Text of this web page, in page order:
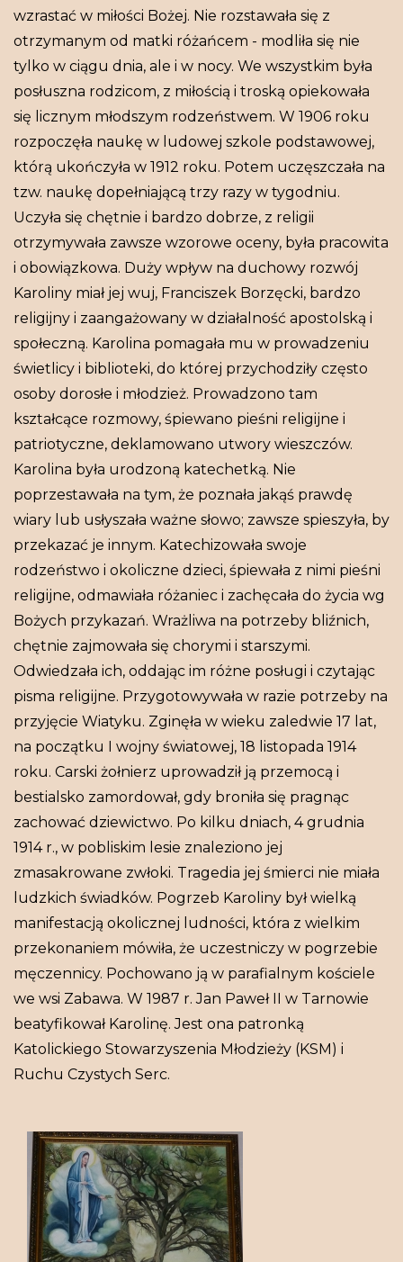
wzrastać w miłości Bożej. Nie rozstawała się z
otrzymanym od matki różańcem - modliła się nie
tylko w ciągu dnia, ale i w nocy. We wszystkim była
posłuszna rodzicom, z miłością i troską opiekowała
się licznym młodszym rodzeństwem. W 1906 roku
rozpoczęła naukę w ludowej szkole podstawowej,
którą ukończyła w 1912 roku. Potem uczęszczała na
tzw. naukę dopełniającą trzy razy w tygodniu.
Uczyła się chętnie i bardzo dobrze, z religii
otrzymywała zawsze wzorowe oceny, była pracowita
i obowiązkowa. Duży wpływ na duchowy rozwój
Karoliny miał jej wuj, Franciszek Borzęcki, bardzo
religijny i zaangażowany w działalność apostolską i
społeczną. Karolina pomagała mu w prowadzeniu
świetlicy i biblioteki, do której przychodziły często
osoby dorosłe i młodzież. Prowadzono tam
kształcące rozmowy, śpiewano pieśni religijne i
patriotyczne, deklamowano utwory wieszczów.
Karolina była urodzoną katechetką. Nie
poprzestawała na tym, że poznała jakąś prawdę
wiary lub usłyszała ważne słowo; zawsze spieszyła, by
przekazać je innym. Katechizowała swoje
rodzeństwo i okoliczne dzieci, śpiewała z nimi pieśni
religijne, odmawiała różaniec i zachęcała do życia wg
Bożych przykazań. Wrażliwa na potrzeby bliźnich,
chętnie zajmowała się chorymi i starszymi.
Odwiedzała ich, oddając im różne posługi i czytając
pisma religijne. Przygotowywała w razie potrzeby na
przyjęcie Wiatyku. Zginęła w wieku zaledwie 17 lat,
na początku I wojny światowej, 18 listopada 1914
roku. Carski żołnierz uprowadził ją przemocą i
bestialsko zamordował, gdy broniła się pragnąc
zachować dziewictwo. Po kilku dniach, 4 grudnia
1914 r., w pobliskim lesie znaleziono jej
zmasakrowane zwłoki. Tragedia jej śmierci nie miała
ludzkich świadków. Pogrzeb Karoliny był wielką
manifestacją okolicznej ludności, która z wielkim
przekonaniem mówiła, że uczestniczy w pogrzebie
męczennicy. Pochowano ją w parafialnym kościele
we wsi Zabawa. W 1987 r. Jan Paweł II w Tarnowie
beatyfikował Karolinę. Jest ona patronką
Katolickiego Stowarzyszenia Młodzieży (KSM) i
Ruchu Czystych Serc.